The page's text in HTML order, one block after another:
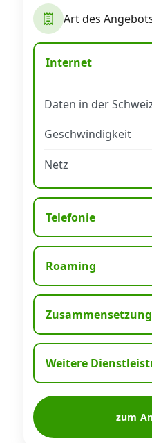
Datenschutz·AGB
Art des
Internet
Daten in der
Geschwindigkeit
Netz
Telefonie
Roaming
Weitere
zum